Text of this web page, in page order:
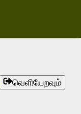
வெளியேறவும்